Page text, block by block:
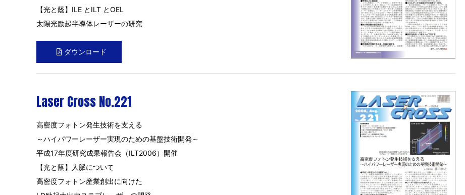
【光と蔭】ILE とILT とOEL
太陽光励起半導体レーザーの研究
ダウンロード
Laser Cross No.221
高密度フォトン発生技術を支える
～ハイパワーレーザー実現のための基盤技術開発～
平成17年度研究成果報告会（ILT2006）開催
【光と蔭】人脈について
高密度フォトン産業創出に向けた